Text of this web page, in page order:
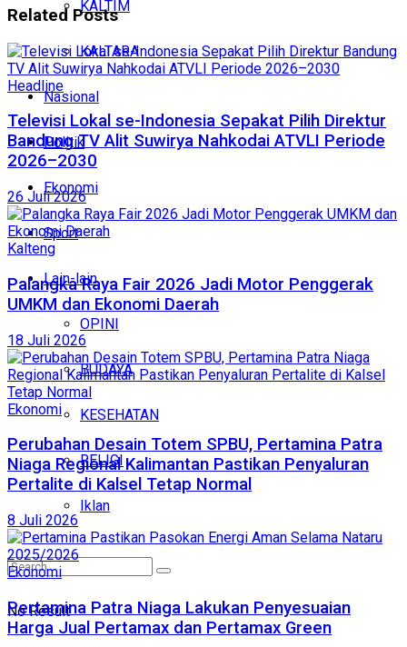
KALTIM
KALTARA
Nasional
Politik
Ekonomi
Sport
Lain-lain
OPINI
BUDAYA
KESEHATAN
RELIGI
Iklan
No Result
Related Posts
Headline
Televisi Lokal se-Indonesia Sepakat Pilih Direktur
Bandung TV Alit Suwirya Nahkodai ATVLI Periode
2026–2030
26 Juli 2026
Kalteng
Palangka Raya Fair 2026 Jadi Motor Penggerak
UMKM dan Ekonomi Daerah
18 Juli 2026
Ekonomi
Perubahan Desain Totem SPBU, Pertamina Patra
Niaga Regional Kalimantan Pastikan Penyaluran
Pertalite di Kalsel Tetap Normal
8 Juli 2026
Ekonomi
Pertamina Patra Niaga Lakukan Penyesuaian
Harga Jual Pertamax dan Pertamax Green